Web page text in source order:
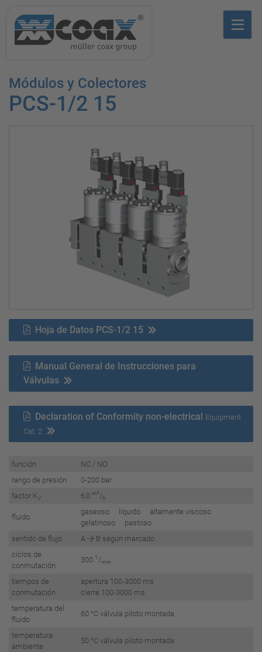
Módulos y Colectores
PCS-1/2 15
Hoja de Datos PCS-1/2 15
Manual General de Instrucciones para
Válvulas
Declaration of Conformity non-electrical
Equipment
Cat. 2
función
NC / NO
rango de presión
0-200 bar
factor KV 6,0 m³/h
fluido
gaseoso líquido altamente viscoso
gelatinoso pastoso
sentido de flujo
A
B según marcado
ciclos de
conmutación
300 1 /min
tiempos de
conmutación
apertura 100-3000 ms
cierre 100-3000 ms
temperatura del
fluido
60 °C válvula piloto montada
temperatura
ambiente
50 °C válvula piloto montada